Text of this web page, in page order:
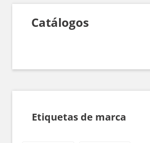
Catálogos
Etiquetas de marca